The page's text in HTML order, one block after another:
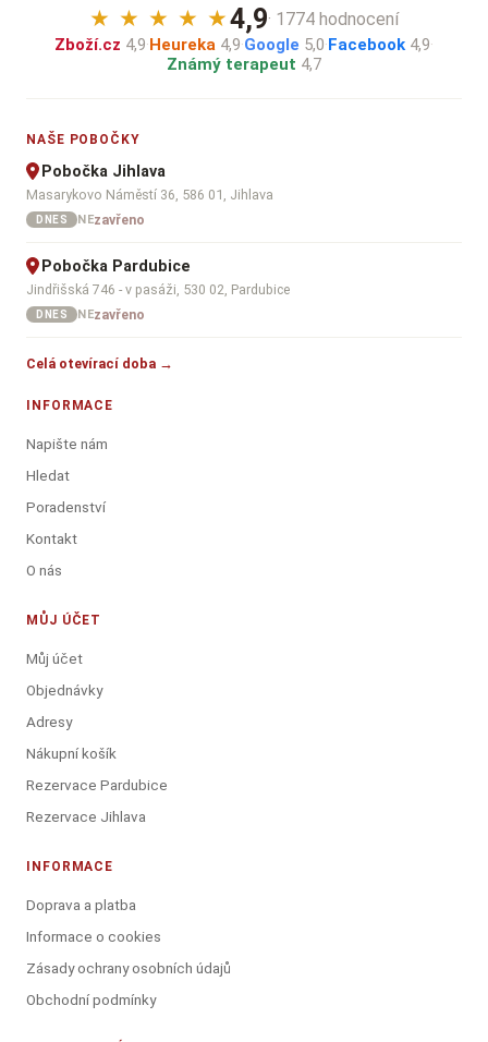
★ ★ ★ ★ ★4,9· 1774 hodnocení
Zboží.cz 4,9·Heureka 4,9·Google 5,0·Facebook 4,9·
Známý terapeut 4,7
NAŠE POBOČKY
Pobočka Jihlava
Masarykovo Náměstí 36, 586 01, Jihlava
DNES NEzavřeno
Pobočka Pardubice
Jindřišská 746 - v pasáži, 530 02, Pardubice
DNES NEzavřeno
Celá otevírací doba →
INFORMACE
Napište nám
Hledat
Poradenství
Kontakt
O nás
MŮJ ÚČET
Můj účet
Objednávky
Adresy
Nákupní košík
Rezervace Pardubice
Rezervace Jihlava
INFORMACE
Doprava a platba
Informace o cookies
Zásady ochrany osobních údajů
Obchodní podmínky